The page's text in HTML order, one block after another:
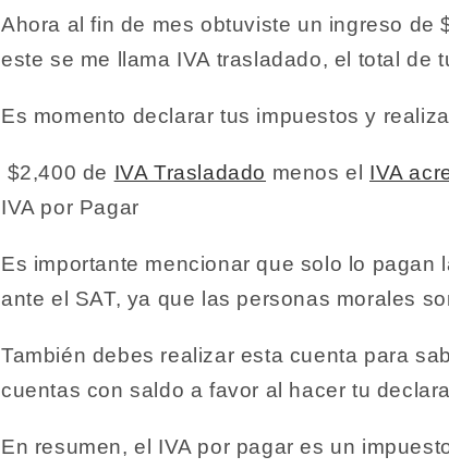
Ahora al fin de mes obtuviste un ingreso de
este se me llama IVA trasladado, el total de
Es momento declarar tus impuestos y
$2,400 de IVA Trasladado menos el IVA
IVA por Pagar
Es importante mencionar que solo lo
ante el SAT, ya que las personas morales
También debes realizar esta cuenta para
cuentas con saldo a favor al hacer tu
En resumen, el IVA por pagar es un